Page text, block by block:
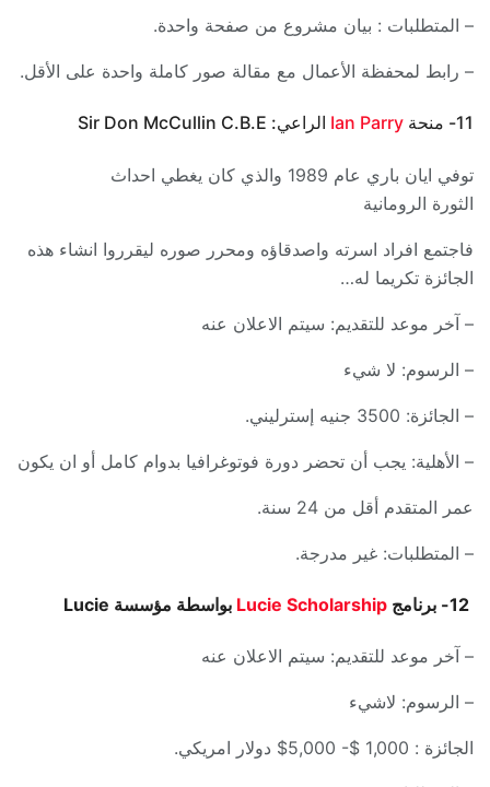
– المتطلبات : بيان مشروع من صفحة واحدة.
– رابط لمحفظة الأعمال مع مقالة صور كاملة واحدة على الأقل.
11- منحة Ian Parry الراعي: Sir Don McCullin C.B.E
توفي ايان باري عام 1989 والذي كان يغطي احداث
الثورة الرومانية
فاجتمع افراد اسرته واصدقاؤه ومحرر صوره ليقرروا انشاء هذه
الجائزة تكريما له…
– آخر موعد للتقديم: سيتم الاعلان عنه
– الرسوم: لا شيء
– الجائزة: 3500 جنيه إسترليني.
– الأهلية: يجب أن تحضر دورة فوتوغرافيا بدوام كامل أو ان يكون
عمر المتقدم أقل من 24 سنة.
– المتطلبات: غير مدرجة.
Lucie Scholarship بواسطة مؤسسة Lucie
– آخر موعد للتقديم: سيتم الاعلان عنه
– الرسوم: لاشيء
الجائزة : 1,000 $- 5,000$ دولار امريكي.